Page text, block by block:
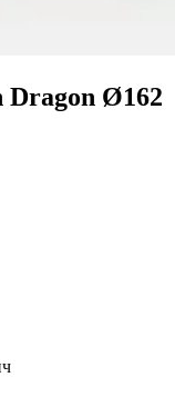
Dragon Ø162